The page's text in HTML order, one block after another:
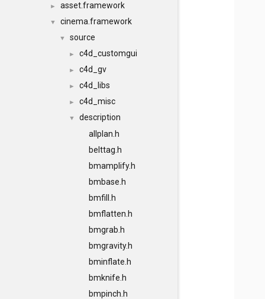
► asset.framework
▼ cinema.framework
▼ source
► c4d_customgui
► c4d_gv
► c4d_libs
► c4d_misc
▼
description
allplan.h
belttag.h
bmamplify.h
bmbase.h
bmfill.h
bmflatten.h
bmgrab.h
bmgravity.h
bminflate.h
bmknife.h
bmpinch.h